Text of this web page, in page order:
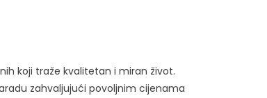
koji traže kvalitetan i miran život.
zahvaljujući povoljnim cijenama